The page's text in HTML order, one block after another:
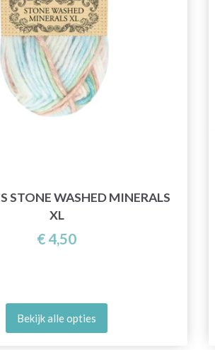
STONE WASHED MINERALS
XL
€ 4,50
Bekijk alle opties